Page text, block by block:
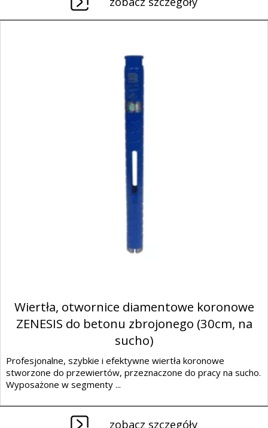
Wiertła, otwornice diamentowe koronowe
ZENESIS do betonu zbrojonego (30cm, na
sucho)
Profesjonalne, szybkie i efektywne wiertła koronowe
stworzone do przewiertów, przeznaczone do pracy na sucho.
Wyposażone w segmenty ...
zobacz szczegóły